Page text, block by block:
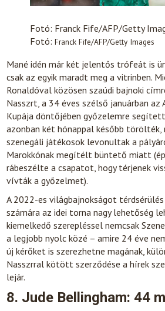
Fotó: Franck Fife/AFP/Getty
Fotó:Franck Fife/AFP/Getty Images
Mané idén már két jelentős trófeát is
csak az egyik maradt meg a vitrinben.
Ronaldóval közösen szaúdi bajnoki
Nasszrt, a 34 éves szélső januárban az
Kupája döntőjében győzelemre
azonban két hónappal később törölték,
szenegáli játékosok levonultak a
Marokkónak megítélt büntető miatt
rábeszélte a csapatot, hogy térjenek
vívták a győzelmet).
A 2022-es világbajnokságot
számára az idei torna nagy lehetőség
kiemelkedő szerepléssel nemcsak
a legjobb nyolc közé – amire 24 éve
új kérőket is szerezhetne magának,
Nasszrral kötött szerződése a hírek
lejár.
8. Jude Bellingham: 44